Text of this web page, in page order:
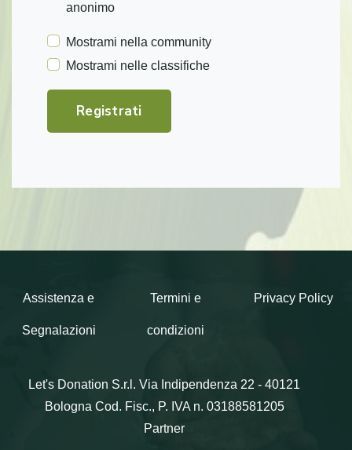
anonimo
Mostrami nella community
Mostrami nelle classifiche
Registrati
Assistenza e
Segnalazioni
Termini e
condizioni
Privacy Policy
Let's Donation S.r.l. Via Indipendenza 22 - 40121
Bologna Cod. Fisc., P. IVA n. 03188581205
Partner